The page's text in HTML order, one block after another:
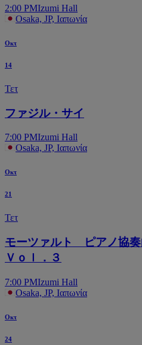
2:00 PMIzumi Hall
Osaka, JP, Ιαπωνία
Οκτ
14
Τετ
ファジル・サイ
7:00 PMIzumi Hall
Osaka, JP, Ιαπωνία
Οκτ
21
Τετ
モーツァルト ピアノ協奏
Ｖｏｌ．３
7:00 PMIzumi Hall
Osaka, JP, Ιαπωνία
Οκτ
24